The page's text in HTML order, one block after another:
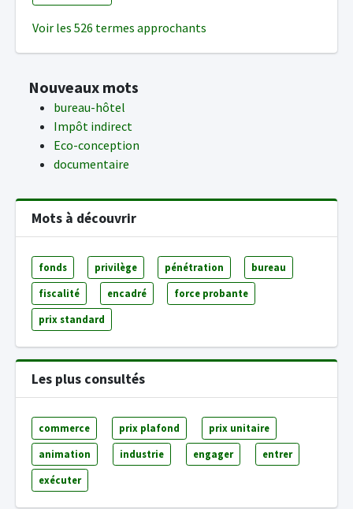
Voir les 526 termes approchants
Nouveaux mots
bureau-hôtel
Impôt indirect
Eco-conception
documentaire
Mots à découvrir
fonds privilège pénétration bureau
fiscalité encadré force probante
prix standard
Les plus consultés
commerce prix plafond prix unitaire
animation industrie engager entrer
exécuter